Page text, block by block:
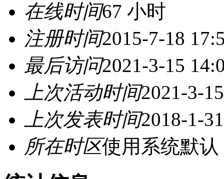
在线时间67 小时
注册时间2015-7-18
最后访问2021-3-15
上次活动时间2021-3-
上次发表时间2018-1-
所在时区使用系统默认